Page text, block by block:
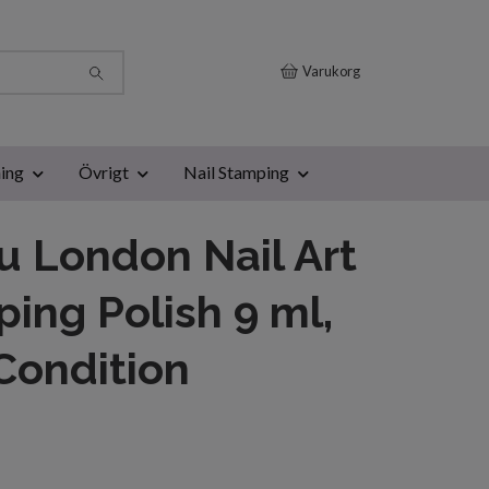
Varukorg
Övrigt Nail Stamping
London Nail Art
Polish 9 ml,